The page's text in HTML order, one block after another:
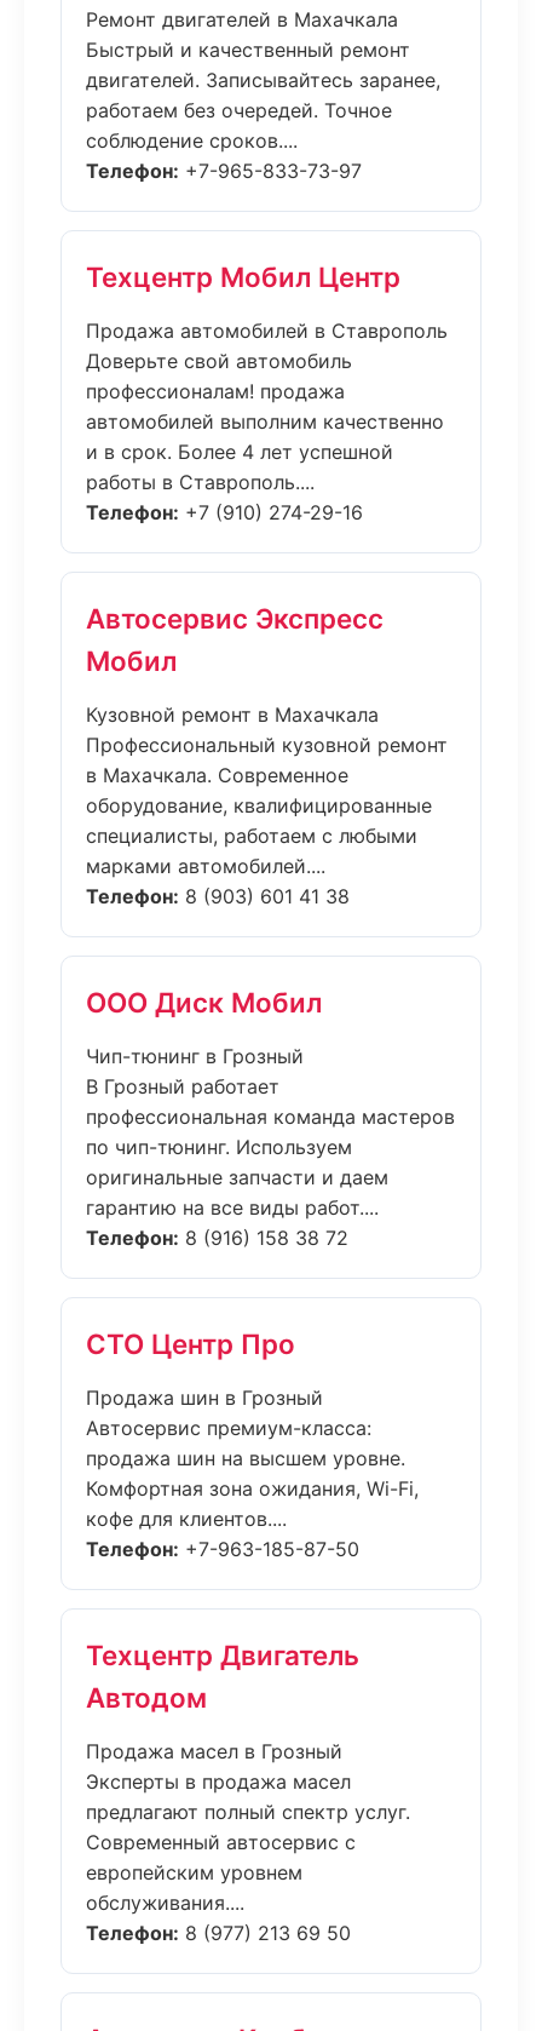
Ремонт двигателей в Махачкала
Быстрый и качественный ремонт
двигателей. Записывайтесь заранее,
работаем без очередей. Точное
соблюдение сроков....
Телефон: +7-965-833-73-97
Техцентр Мобил Центр
Продажа автомобилей в Ставрополь
Доверьте свой автомобиль
профессионалам! продажа
автомобилей выполним качественно
и в срок. Более 4 лет успешной
работы в Ставрополь....
Телефон: +7 (910) 274-29-16
Автосервис Экспресс
Мобил
Кузовной ремонт в Махачкала
Профессиональный кузовной ремонт
в Махачкала. Современное
оборудование, квалифицированные
специалисты, работаем с любыми
марками автомобилей....
Телефон: 8 (903) 601 41 38
ООО Диск Мобил
Чип-тюнинг в Грозный
В Грозный работает
профессиональная команда мастеров
по чип-тюнинг. Используем
оригинальные запчасти и даем
гарантию на все виды работ....
Телефон: 8 (916) 158 38 72
СТО Центр Про
Продажа шин в Грозный
Автосервис премиум-класса:
продажа шин на высшем уровне.
Комфортная зона ожидания, Wi-Fi,
кофе для клиентов....
Телефон: +7-963-185-87-50
Техцентр Двигатель
Автодом
Продажа масел в Грозный
Эксперты в продажа масел
предлагают полный спектр услуг.
Современный автосервис с
европейским уровнем
обслуживания....
Телефон: 8 (977) 213 69 50